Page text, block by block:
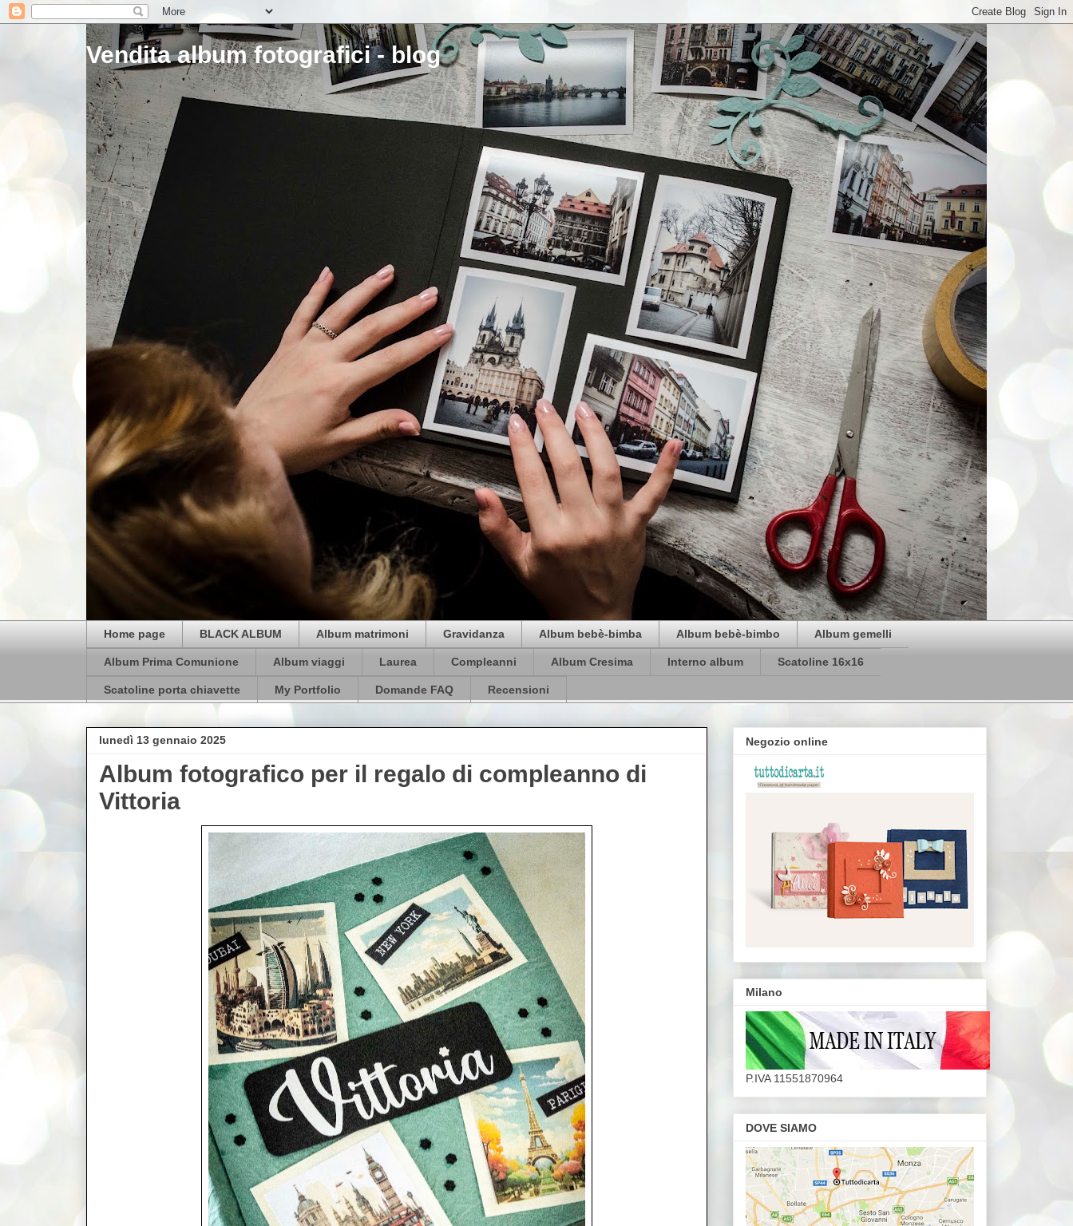
Vendita album fotografici - blog
Home page BLACK ALBUM Album matrimoni Gravidanza Album bebè-bimba Album bebè-bimbo Album gemelli
Album Prima Comunione Album viaggi Laurea Compleanni Album Cresima Interno album Scatoline 16x16
Scatoline porta chiavette My Portfolio Domande FAQ Recensioni
lunedì 13 gennaio 2025
Album fotografico per il regalo di compleanno di
Vittoria
Negozio online
Milano
P.IVA 11551870964
DOVE SIAMO